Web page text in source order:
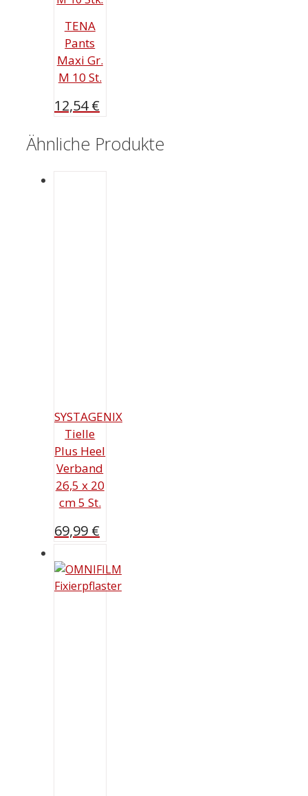
TENA
Pants
Maxi Gr.
M 10 St.
12,54€
Ähnliche Produkte
SYSTAGENIX
Tielle
Plus Heel
Verband
26,5 x 20
cm 5 St.
69,99 €